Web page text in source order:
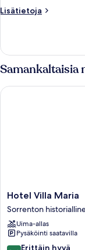
Lisätietoja
Lisätietoja
Samankaltaisia
Hotel
Villa
Maria
Sorrenton
historiallinen
keskusta
Hotel Villa Maria
Sorrenton
Uima-allas
Pysäköinti saatavilla
8.4 Erittäin hyvä
Hotel Villa Maria